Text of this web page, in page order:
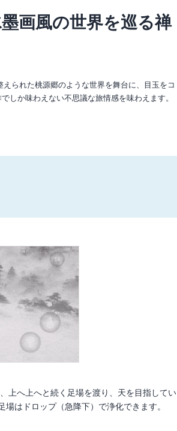
画風の世界を巡る禅
えられた桃源郷のような世界を舞台に、目玉をコ
か味わえない不思議な旅情感を味わえます。
上へ上へと続く足場を渡り、天を目指してい
はドロップ（急降下）で浄化できます。